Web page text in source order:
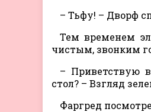
– Тьфу! – Дворф
Тем временем
чистым, звонким
– Приветствую
стол? – Взгляд
Фаргред